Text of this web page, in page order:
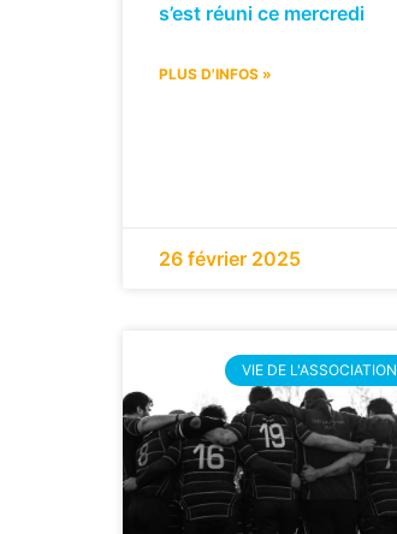
s’est réuni ce mercredi
PLUS D'INFOS »
26 février 2025
VIE DE L'ASSOCIATION